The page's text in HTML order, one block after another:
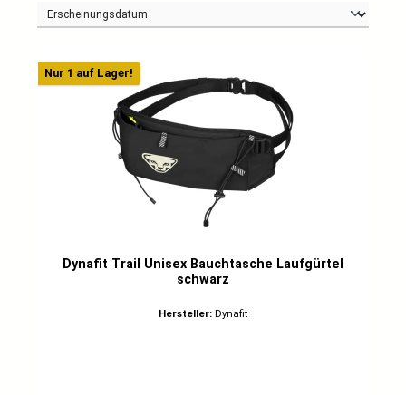
Nur 1 auf Lager!
Dynafit Trail Unisex Bauchtasche Laufgürtel
schwarz
Hersteller: Dynafit